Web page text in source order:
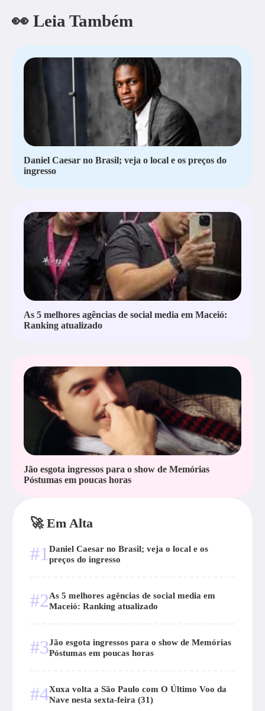
👀 Leia Também
Daniel Caesar no Brasil; veja o local e os preços do
ingresso
As 5 melhores agências de social media em Maceió:
Ranking atualizado
Jão esgota ingressos para o show de Memórias
Póstumas em poucas horas
🚀 Em Alta
#1 Daniel Caesar no Brasil; veja o local e os
preços do ingresso
#2As 5 melhores agências de social media em
Maceió: Ranking atualizado
#3Jão esgota ingressos para o show de Memórias
Póstumas em poucas horas
#4Xuxa volta a São Paulo com O Último Voo da
Nave nesta sexta-feira (31)